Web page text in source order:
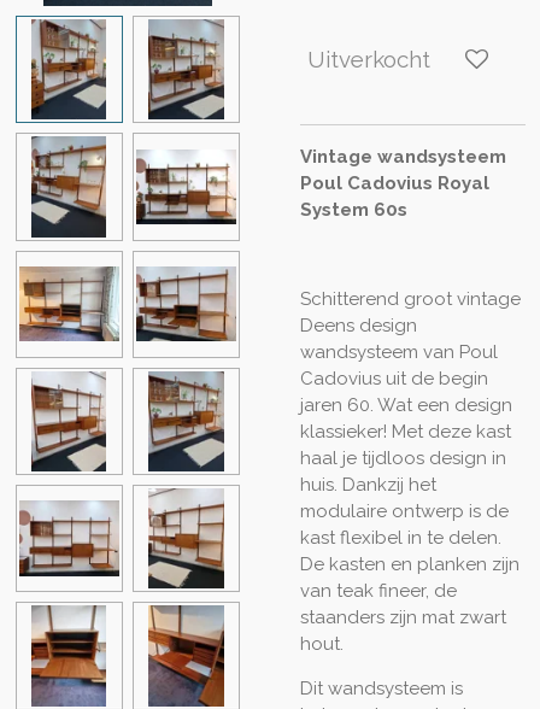
Uitverkocht
Vintage wandsysteem
Poul Cadovius Royal
System 60s
Schitterend groot vintage
Deens design
wandsysteem van Poul
Cadovius uit de begin
jaren 60. Wat een design
klassieker! Met deze kast
haal je tijdloos design in
huis. Dankzij het
modulaire ontwerp is de
kast flexibel in te delen.
De kasten en planken zijn
van teak fineer, de
staanders zijn mat zwart
hout.
Dit wandsysteem is